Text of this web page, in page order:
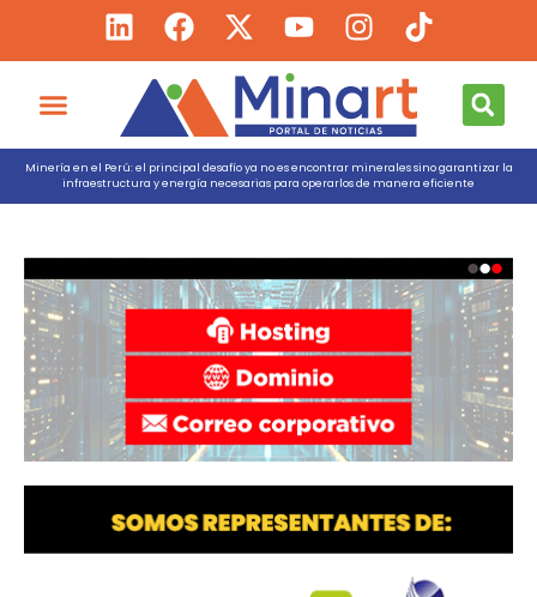
Minería en el Perú: el principal desafío ya no es encontrar minerales sino garantizar la
infraestructura y energía necesarias para operarlos de manera eficiente